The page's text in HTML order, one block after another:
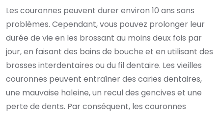
Les couronnes peuvent durer environ 10 ans sans
problèmes. Cependant, vous pouvez prolonger leur
durée de vie en les brossant au moins deux fois par
jour, en faisant des bains de bouche et en utilisant des
brosses interdentaires ou du fil dentaire. Les vieilles
couronnes peuvent entraîner des caries dentaires,
une mauvaise haleine, un recul des gencives et une
perte de dents. Par conséquent, les couronnes